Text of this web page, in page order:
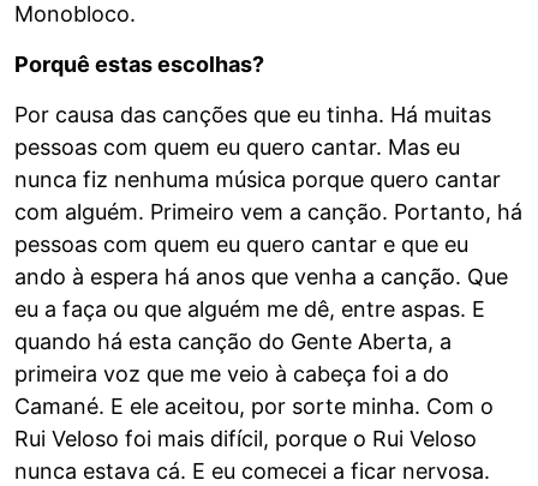
Monobloco.
Porquê estas escolhas?
Por causa das canções que eu tinha. Há muitas
pessoas com quem eu quero cantar. Mas eu
nunca fiz nenhuma música porque quero cantar
com alguém. Primeiro vem a canção. Portanto, há
pessoas com quem eu quero cantar e que eu
ando à espera há anos que venha a canção. Que
eu a faça ou que alguém me dê, entre aspas. E
quando há esta canção do Gente Aberta, a
primeira voz que me veio à cabeça foi a do
Camané. E ele aceitou, por sorte minha. Com o
Rui Veloso foi mais difícil, porque o Rui Veloso
nunca estava cá. E eu comecei a ficar nervosa.